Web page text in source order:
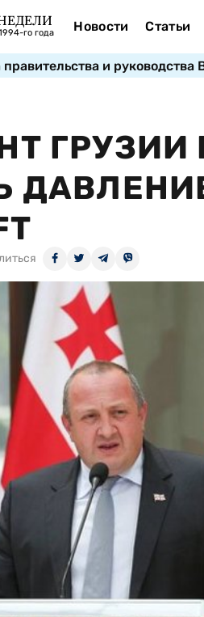
го года Новости Статьи
и руководства
ГРУЗИИ